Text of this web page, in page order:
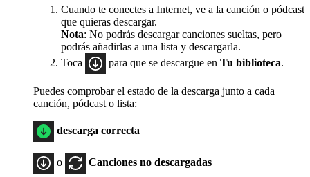
Cuando te conectes a Internet, ve a la canción o pódcast
que quieras descargar.
Nota: No podrás descargar canciones sueltas, pero
podrás añadirlas a una lista y descargarla.
Toca
para que se descargue en Tu biblioteca.
Puedes comprobar el estado de la descarga junto a cada
canción, pódcast o lista:
descarga correcta
o Canciones no descargadas